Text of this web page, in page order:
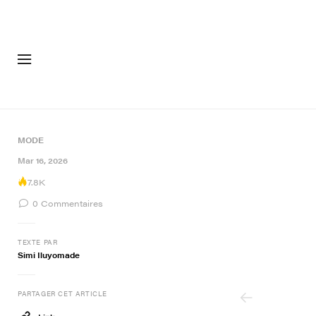
MODE
Mar 16, 2026
7.8K
0 Commentaires
TEXTE PAR
Simi Iluyomade
PARTAGER CET ARTICLE